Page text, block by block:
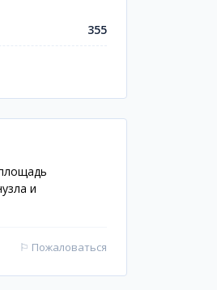
355
и
⚐ Пожаловаться